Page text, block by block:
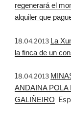
regenerará el
alquiler que
18.04.2013 La
la finca de un
18.04.2013
ANDAINA POLA
GALIÑEIRO